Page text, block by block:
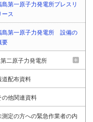
島第一原子力発電所プレスリ
ース
島第一原子力発電所 設備の
要
二原子力発電所
道配布資料
の他関連資料
測定の方への緊急作業者の内